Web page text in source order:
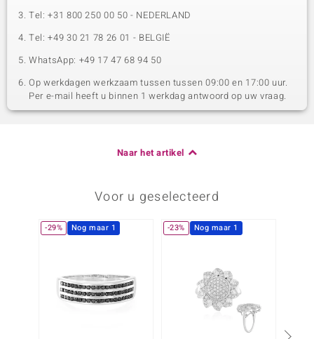
Tel: +31 800 250 00 50 - NEDERLAND
Tel: +49 30 21 78 26 01 - BELGIË
WhatsApp: +49 17 47 68 94 50
Op werkdagen werkzaam tussen tussen 09:00 en 17:00 uur.
Per e-mail heeft u binnen 1 werkdag antwoord op uw vraag.
Naar het artikel
Voor u geselecteerd
-29% Nog maar 1 -23% Nog maar 1